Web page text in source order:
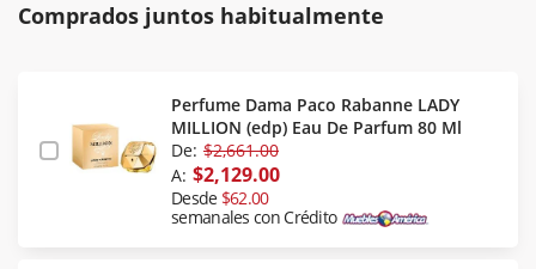
Comprados juntos habitualmente
Perfume Dama Paco Rabanne LADY
MILLION (edp) Eau De Parfum 80 Ml
De: $2,661.00
A: $2,129.00
Desde $62.00
semanales con Crédito